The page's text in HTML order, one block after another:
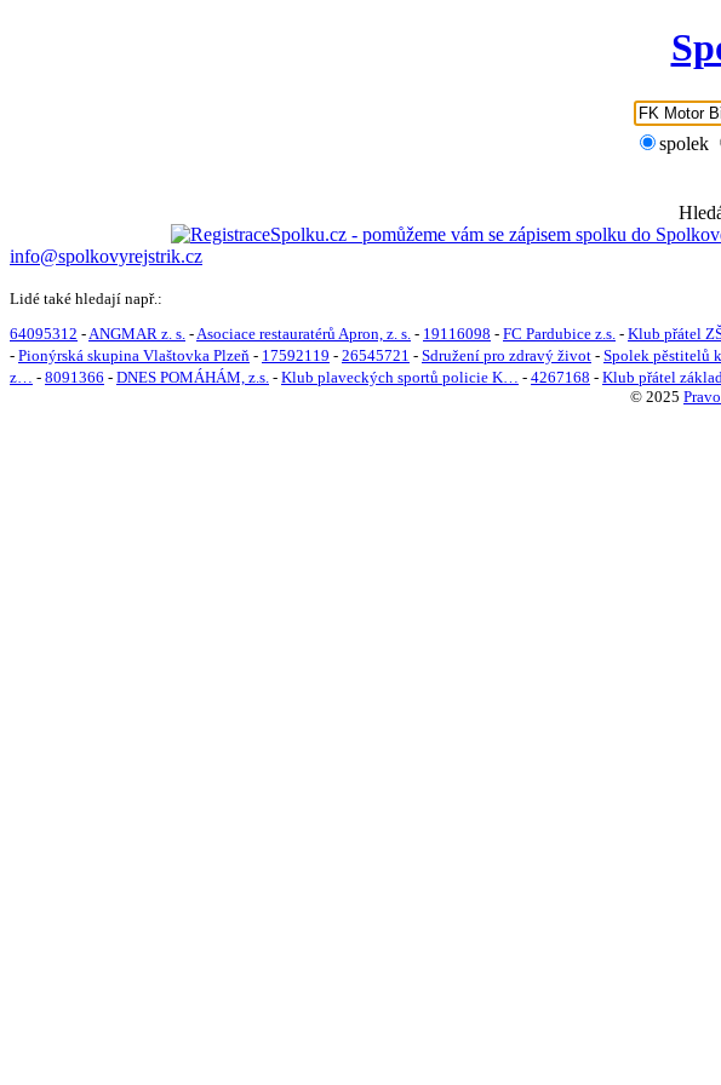
spolek
info@spolkovyrejstrik.cz
Lidé také hledají např.:
64095312 -ANGMAR z. s. -Asociace restauratérů Apron, z. s. - 19116098 - FC Pardubice z.s. - Klub přátel
- Pionýrská skupina Vlaštovka Plzeň - 17592119 - 26545721 - Sdružení pro zdravý život - Spolek pěstitelů
z… - 8091366 - DNES POMÁHÁM, z.s. - Klub plaveckých sportů policie K… - 4267168 - Klub přátel
© 2025